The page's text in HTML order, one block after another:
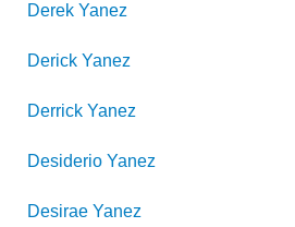
Derek Yanez
Derick Yanez
Derrick Yanez
Desiderio Yanez
Desirae Yanez